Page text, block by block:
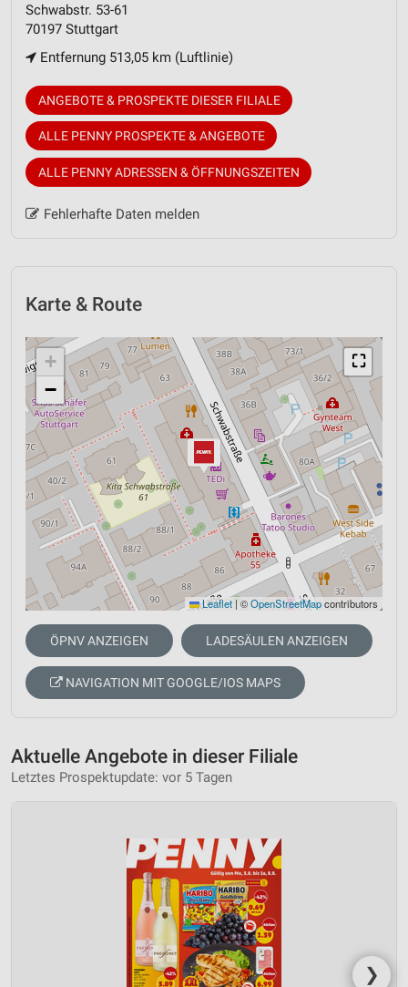
Schwabstr. 53-61
70197 Stuttgart
Entfernung 513,05 km (Luftlinie)
ANGEBOTE & PROSPEKTE DIESER FILIALE
ALLE PENNY PROSPEKTE & ANGEBOTE
ALLE PENNY ADRESSEN & ÖFFNUNGSZEITEN
Fehlerhafte Daten melden
Karte & Route
⛶
+
−
Leaflet | ©OpenStreetMapcontributors
ÖPNV ANZEIGEN LADESÄULEN ANZEIGEN
NAVIGATION MIT GOOGLE/IOS MAPS
Aktuelle Angebote in dieser Filiale
Letztes Prospektupdate: vor 5 Tagen
❯